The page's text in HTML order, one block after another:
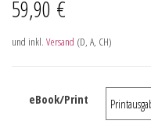
59,90 €
und inkl. Versand (D, A, CH)
eBook/Print